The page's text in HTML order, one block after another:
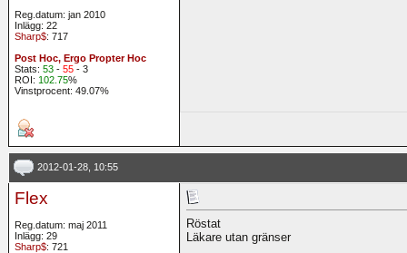
Reg.datum: jan 2010
Inlägg: 22
Sharp$: 717
Post Hoc, Ergo Propter Hoc
Stats: 53 - 55 - 3
ROI: 102.75%
Vinstprocent: 49.07%
2012-01-28, 10:55
Flex
Reg.datum: maj 2011
Inlägg: 29
Sharp$: 721
Röstat
Läkare utan gränser